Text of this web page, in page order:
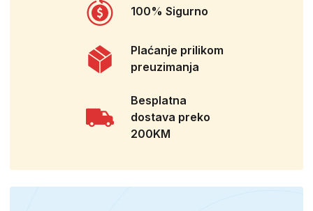
100% Sigurno
Plaćanje prilikom
preuzimanja
Besplatna
dostava preko
200KM